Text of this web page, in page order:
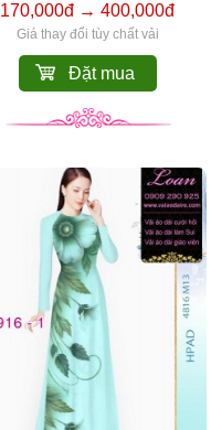
170,000đ → 400,000đ
Giá thay đổi tùy chất vải
Đặt mua